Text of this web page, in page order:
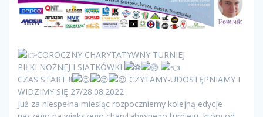
COROCZNY CHARYTATYWNY TURNIEJ
PIŁKI NOŻNEJ I SIATKÓWKI
CZAS START !!
CZYTAMY-UDOSTĘPNIAMY I
WIDZIMY SIĘ 27/28.08.2022
Już za niespełna miesiąc rozpoczniemy kolejną edycje